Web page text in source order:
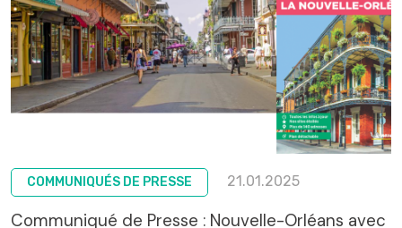
COMMUNIQUÉS DE PRESSE 21.01.2025
Communiqué de Presse : Nouvelle-Orléans avec